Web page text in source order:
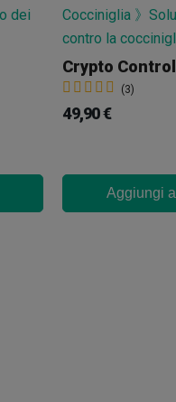
Crypto
(3)
49,90 €
Aggiungi